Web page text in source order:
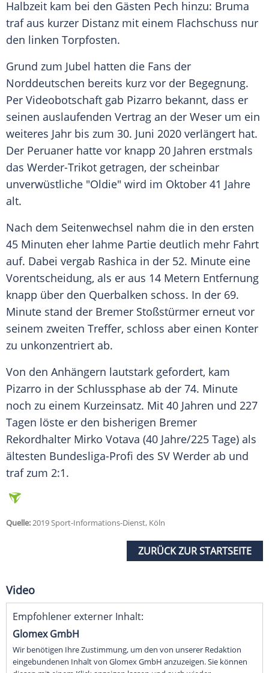
Halbzeit kam bei den Gästen Pech hinzu: Bruma
traf aus kurzer Distanz mit einem Flachschuss nur
den linken Torpfosten.
Grund zum Jubel hatten die Fans der
Norddeutschen bereits kurz vor der Begegnung.
Per Videobotschaft gab Pizarro bekannt, dass er
seinen auslaufenden Vertrag an der Weser um ein
weiteres Jahr bis zum 30. Juni 2020 verlängert hat.
Der Peruaner hatte vor knapp 20 Jahren erstmals
das Werder-Trikot getragen, der scheinbar
unverwüstliche "Oldie" wird im Oktober 41 Jahre
alt.
Nach dem Seitenwechsel nahm die in den ersten
45 Minuten eher lahme Partie deutlich mehr Fahrt
auf. Dabei vergab Rashica in der 52. Minute eine
Vorentscheidung, als er aus 14 Metern Entfernung
knapp über den Querbalken schoss. In der 69.
Minute stand der Bremer Stoßstürmer erneut vor
seinem zweiten Treffer, schloss aber einen Konter
zu unkonzentriert ab.
Von den Anhängern lautstark gefordert, kam
Pizarro in der Schlussphase ab der 74. Minute
noch zu einem Kurzeinsatz. Mit 40 Jahren und 227
Tagen löste er den bisherigen Bremer
Rekordhalter Mirko Votava (40 Jahre/225 Tage) als
ältesten Bundesliga-Profi des SV Werder ab und
traf zum 2:1.
Quelle:2019 Sport-Informations-Dienst, Köln
ZURÜCK ZUR STARTSEITE
Video
Empfohlener externer Inhalt:
Glomex GmbH
Wir benötigen Ihre Zustimmung, um den von unserer Redaktion
eingebundenen Inhalt von Glomex GmbH anzuzeigen. Sie können